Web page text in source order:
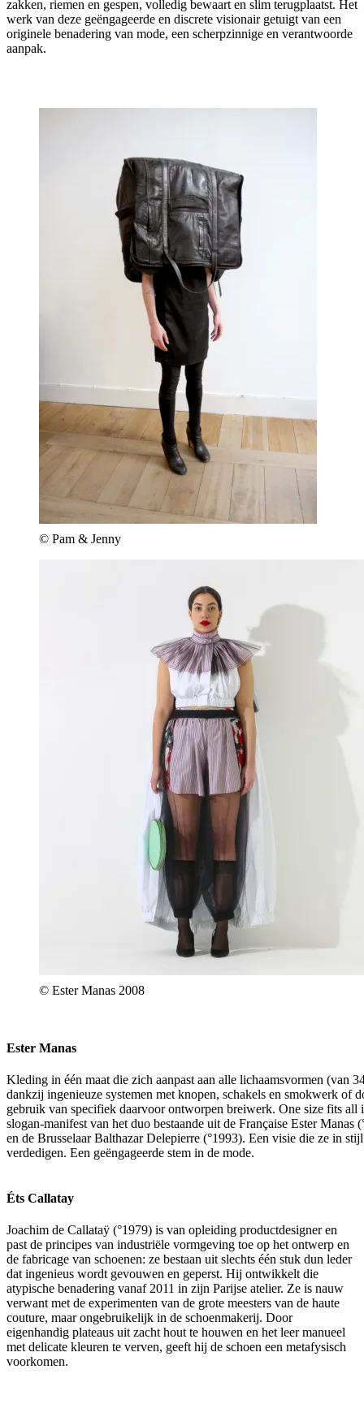
© Pam & Jenny
zakken, riemen en gespen, volledig bewaart en slim terugplaatst. Het
werk van deze geëngageerde en discrete visionair getuigt van een
originele benadering van mode, een scherpzinnige en verantwoorde
aanpak.
© Ester Manas 2008
Ester Manas
Kleding in één maat die zich aanpast aan alle lichaamsvormen (van
dankzij ingenieuze systemen met knopen, schakels en smokwerk of
gebruik van specifiek daarvoor ontworpen breiwerk. One size fits all
slogan-manifest van het duo bestaande uit de Française Ester Manas
en de Brusselaar Balthazar Delepierre (°1993). Een visie die ze in stijl
verdedigen. Een geëngageerde stem in de mode.
Éts Callatay
Joachim de Callataÿ (°1979) is van opleiding productdesigner en
past de principes van industriële vormgeving toe op het ontwerp en
de fabricage van schoenen: ze bestaan uit slechts één stuk dun leder
dat ingenieus wordt gevouwen en geperst. Hij ontwikkelt die
atypische benadering vanaf 2011 in zijn Parijse atelier. Ze is nauw
verwant met de experimenten van de grote meesters van de haute
couture, maar ongebruikelijk in de schoenmakerij. Door
eigenhandig plateaus uit zacht hout te houwen en het leer manueel
met delicate kleuren te verven, geeft hij de schoen een metafysisch
voorkomen.